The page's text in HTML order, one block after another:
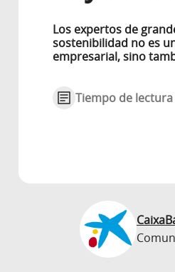
Los expertos de
sostenibilidad no es
empresarial, sino
Tiempo de